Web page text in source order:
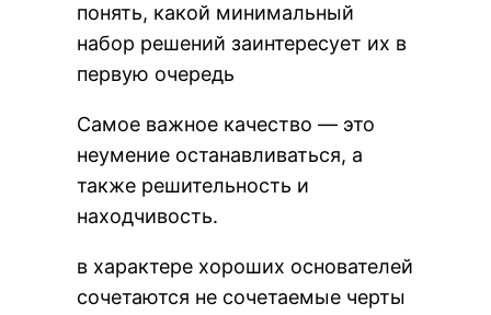
понять, какой минимальный
набор решений заинтересует их в
первую очередь
Самое важное качество — это
неумение останавливаться, а
также решительность и
находчивость.
в характере хороших основателей
сочетаются не сочетаемые черты